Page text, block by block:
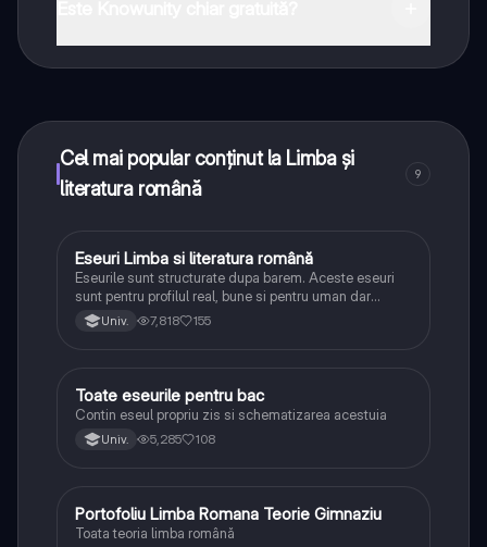
Cel mai popular conținut la Limba și
literatura română
9
Limba și literatura română
Eseuri Limba si literatura română
Eseurile sunt structurate dupa barem. Aceste eseuri
sunt pentru profilul real, bune si pentru uman dar
lipsesc relatiile dintre personaje si caracrerizarile.
Univ. 7,818 155
Limba și literatura română
Toate eseurile pentru bac
Contin eseul propriu zis si schematizarea acestuia
Univ. 5,285 108
Limba și literatura română
Portofoliu Limba Romana Teorie Gimnaziu
Toata teoria limba română